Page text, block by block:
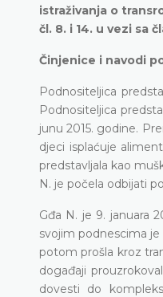
istraživanja o
čl. 8. i 14. u vezi sa
Činjenice i navodi
Podnositeljica
Podnositeljica
junu 2015. godine.
djeci isplaćuje
predstavljala kao
N. je počela odbijati
Gđa N. je 9. januara
svojim podnescima
potom prošla kroz
događaji
dovesti do